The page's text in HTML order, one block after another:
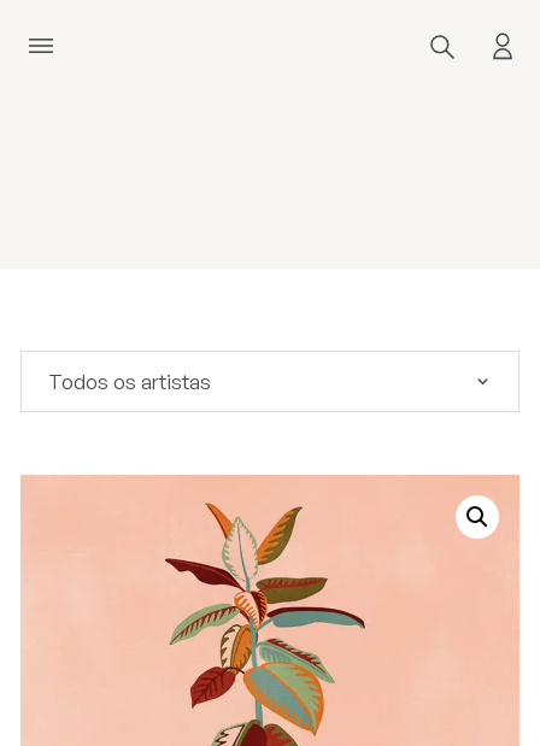
Todos os artistas